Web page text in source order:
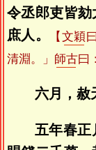
令丞郎吏皆
庶人。
【 文穎
清淵。」 師古曰
六月，赦
五年春正